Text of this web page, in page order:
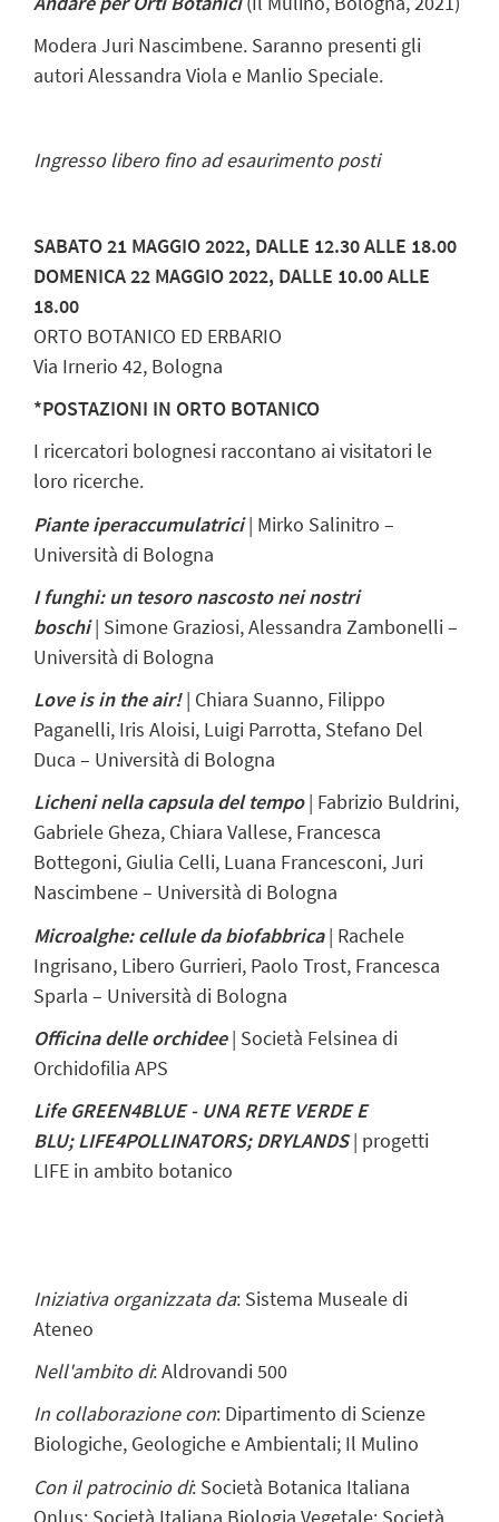
Modera Juri Nascimbene. Saranno presenti gli
autori Alessandra Viola e Manlio Speciale.
Ingresso libero fino ad esaurimento posti
SABATO 21 MAGGIO 2022, DALLE 12.30 ALLE 18.00
DOMENICA 22 MAGGIO 2022, DALLE 10.00 ALLE
18.00
ORTO BOTANICO ED ERBARIO
Via Irnerio 42, Bologna
*POSTAZIONI IN ORTO BOTANICO
I ricercatori bolognesi raccontano ai visitatori le
loro ricerche.
Piante iperaccumulatrici| Mirko Salinitro –
Università di Bologna
I funghi: un tesoro nascosto nei nostri
boschi | Simone Graziosi, Alessandra Zambonelli –
Università di Bologna
Love is in the air!| Chiara Suanno, Filippo
Paganelli, Iris Aloisi, Luigi Parrotta, Stefano Del
Duca – Università di Bologna
Licheni nella capsula del tempo| Fabrizio Buldrini,
Gabriele Gheza, Chiara Vallese, Francesca
Bottegoni, Giulia Celli, Luana Francesconi, Juri
Nascimbene – Università di Bologna
Microalghe: cellule da biofabbrica| Rachele
Ingrisano, Libero Gurrieri, Paolo Trost, Francesca
Sparla – Università di Bologna
Officina delle orchidee| Società Felsinea di
Orchidofilia APS
Life GREEN4BLUE - UNA RETE VERDE E
BLU; LIFE4POLLINATORS; DRYLANDS| progetti
LIFE in ambito botanico
Iniziativa organizzata da: Sistema Museale di
Ateneo
Nell'ambito di: Aldrovandi 500
In collaborazione con: Dipartimento di Scienze
Biologiche, Geologiche e Ambientali; Il Mulino
Con il patrocinio di: Società Botanica Italiana
Onlus; Società Italiana Biologia Vegetale; Società